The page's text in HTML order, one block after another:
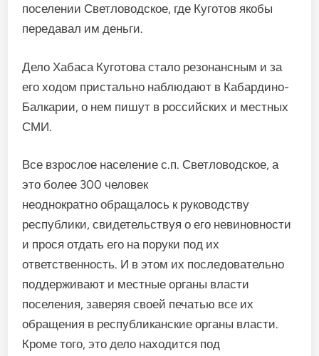
поселении Светловодское, где Куготов якобы
передавал им деньги.
Дело Хабаса Куготова стало резонансным и за
его ходом пристально наблюдают в Кабардино-
Балкарии, о нем пишут в российских и местных
СМИ.
Все взрослое население с.п. Светловодское, а
это более 300 человек
неоднократно обращалось к руководству
республики, свидетельствуя о его невиновности
и прося отдать его на поруки под их
ответственность. И в этом их последовательно
поддерживают и местные органы власти
поселения, заверяя своей печатью все их
обращения в республиканские органы власти.
Кроме того, это дело находится под